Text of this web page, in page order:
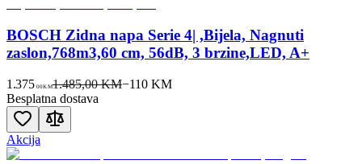
BOSCH Zidna napa Serie 4| ,Bijela, Nagnuti
zaslon,768m3,60 cm, 56dB, 3 brzine,LED, A+
1.375 00KM1.485,00 KM−110KM
Besplatna dostava
Akcija